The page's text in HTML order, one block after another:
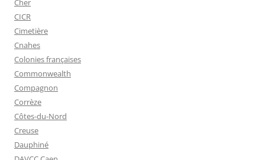
Cher
CICR
Cimetière
Cnahes
Colonies françaises
Commonwealth
Compagnon
Corrèze
Côtes-du-Nord
Creuse
Dauphiné